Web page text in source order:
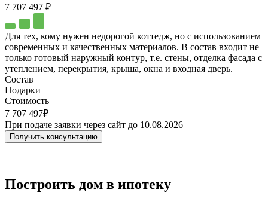
7 707 497 ₽
Для тех, кому нужен недорогой коттедж, но с использованием
современных и качественных материалов. В состав входит не
только готовый наружный контур, т.е. стены, отделка фасада с
утеплением, перекрытия, крыша, окна и входная дверь.
Состав
Подарки
Стоимость
7 707 497₽
При подаче заявки через сайт до 10.08.2026
Получить консультацию
Построить дом в ипотеку